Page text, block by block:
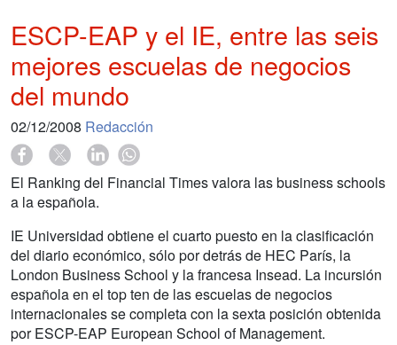
ESCP-EAP y el IE, entre las seis
mejores escuelas de negocios
del mundo
02/12/2008 Redacción
El Ranking del Financial Times valora las business schools
a la española.
IE Universidad obtiene el cuarto puesto en la clasificación
del diario económico, sólo por detrás de HEC París, la
London Business School y la francesa Insead. La incursión
española en el top ten de las escuelas de negocios
internacionales se completa con la sexta posición obtenida
por ESCP-EAP European School of Management.